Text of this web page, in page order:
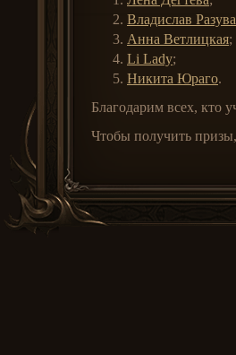
Владислав
Анна Ветлицкая;
Li Lady;
Никита Юраго.
Благодарим всех, кто
Чтобы получить